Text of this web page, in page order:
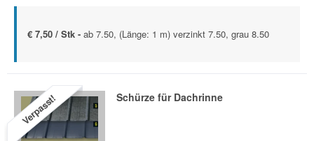
€ 7,50 / Stk - ab 7.50, (Länge: 1 m) verzinkt 7.50, grau 8.50
Verpasst! Schürze für Dachrinne